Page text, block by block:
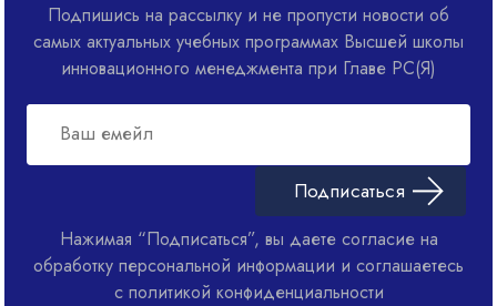
Подпишись на рассылку и не пропусти новости об
самых актуальных учебных программах Высшей школы
инновационного менеджмента при Главе РС(Я)
Подписаться
Нажимая “Подписаться”, вы даете согласие на
обработку персональной информации и соглашаетесь
с политикой конфиденциальности